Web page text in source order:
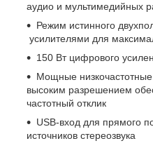
аудио и мультимедийных
Режим истинного
усилителями для
150 Вт цифрового
Мощные
высоким разрешением
частотный отклик
USB-вход для прямого
источников стереозвука